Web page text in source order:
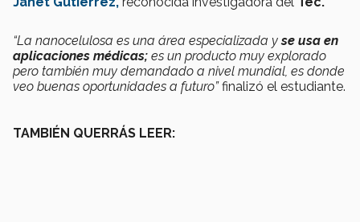
“La nanocelulosa es una área especializada yse usa en
aplicaciones médicas; es un producto muy explorado
pero también muy demandado a nivel mundial, es donde
veo buenas oportunidades a futuro”finalizó el estudiante.
TAMBIÉN QUERRÁS LEER: